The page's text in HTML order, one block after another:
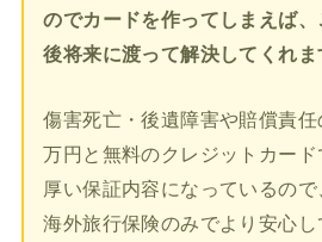
のでカードを作ってしまえば
後将来に渡って解決してくれま
傷害死亡・後遺障害や賠償責
万円と無料のクレジットカー
厚い保証内容になっているので
海外旅行保険のみでより安心し